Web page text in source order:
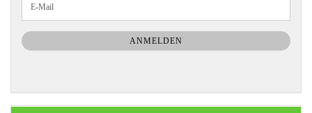
ZUR
NEWSLETTER-
ANMELDUNG
E-
ANMELDEN